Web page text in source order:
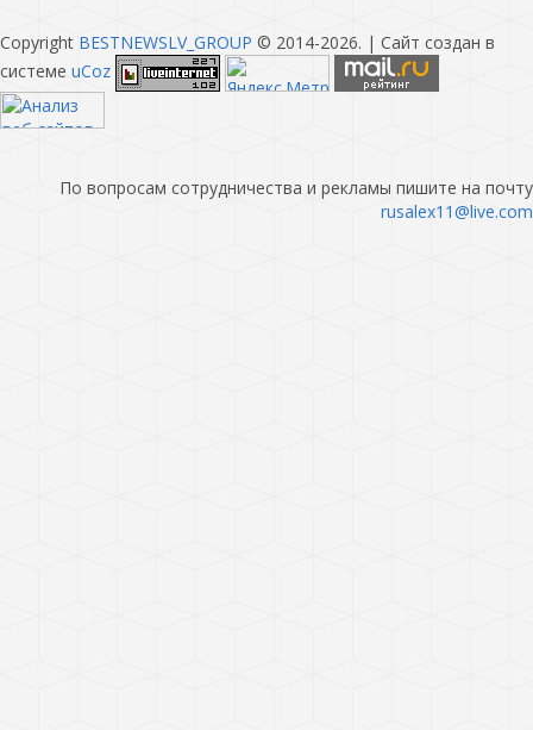
Copyright BESTNEWSLV_GROUP © 2014-2026. | Сайт создан в
системе uCoz
По вопросам сотрудничества и рекламы пишите на почту
rusalex11@live.com